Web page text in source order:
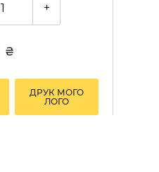
+
₴
ДРУК МОГО
ЛОГО